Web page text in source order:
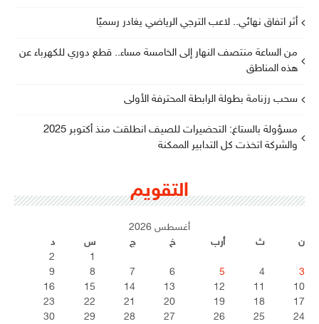
أثر اتفاق نهائي.. لاعب الترجي الرياضي يغادر رسميًا
من الساعة منتصف النهار إلى الخامسة مساء.. قطع دوري للكهرباء عن
هذه المناطق
سحب رزنامة بطولة الرابطة المحترفة الأولى
مسؤولة بالستاغ: التحضيرات للصيف انطلقت منذ أكتوبر 2025
والشركة اتخذت كل التدابير الممكنة
التقويم
أغسطس 2026
ن
ث أرب خ ج س
د
1
2
3
4
5
6
7
8
9
10
11
12
13
14
15
16
17
18
19
20
21
22
23
24
25
26
27
28
29
30